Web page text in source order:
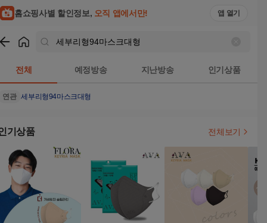
홈쇼핑사별 할인정보, 오직 앱에서만! 앱 열기
전체 예정방송 지난방송 인기상품
연관 세부리형94마스크대형
기상품 전체보기